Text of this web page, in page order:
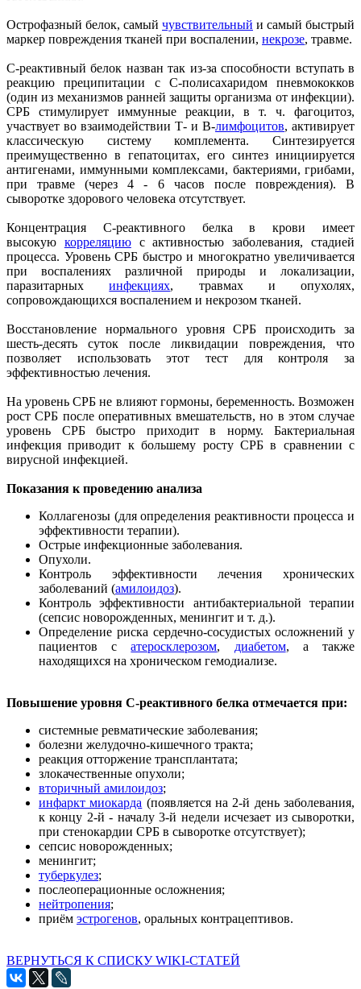
Острофазный белок, самый чувствительный и самый быстрый
маркер повреждения тканей при воспалении, некрозе, травме.
С-реактивный белок назван так из-за способности вступать в
реакцию преципитации с С-полисахаридом пневмококков
(один из механизмов ранней защиты организма от инфекции).
СРБ стимулирует иммунные реакции, в т. ч. фагоцитоз,
участвует во взаимодействии Т- и В-лимфоцитов, активирует
классическую систему комплемента. Синтезируется
преимущественно в гепатоцитах, его синтез инициируется
антигенами, иммунными комплексами, бактериями, грибами,
при травме (через 4 - 6 часов после повреждения). В
сыворотке здорового человека отсутствует.
Концентрация С-реактивного белка в крови имеет
высокую корреляциюс активностью заболевания, стадией
процесса. Уровень СРБ быстро и многократно увеличивается
при воспалениях различной природы и локализации,
паразитарныхинфекциях, травмах и опухолях,
сопровождающихся воспалением и некрозом тканей.
Восстановление нормального уровня СРБ происходить за
шесть-десять суток после ликвидации повреждения, что
позволяет использовать этот тест для контроля за
эффективностью лечения.
На уровень СРБ не влияют гормоны, беременность. Возможен
рост СРБ после оперативных вмешательств, но в этом случае
уровень СРБ быстро приходит в норму. Бактериальная
инфекция приводит к большему росту СРБ в сравнении с
вирусной инфекцией.
Показания к проведению анализа
Коллагенозы (для определения реактивности процесса и
эффективности терапии).
Острые инфекционные заболевания.
Опухоли.
Контроль эффективности лечения хронических
заболеваний (амилоидоз).
Контроль эффективности антибактериальной терапии
(сепсис новорожденных, менингит и т. д.).
Определение риска сердечно-сосудистых осложнений у
пациентов сатеросклерозом, диабетом, а также
находящихся на хроническом гемодиализе.
Повышение уровня C-реактивного белка отмечается при:
системные ревматические заболевания;
болезни желудочно-кишечного тракта;
реакция отторжение трансплантата;
злокачественные опухоли;
вторичный амилоидоз;
инфаркт миокарда (появляется на 2-й день заболевания,
к концу 2-й - началу 3-й недели исчезает из сыворотки,
при стенокардии СРБ в сыворотке отсутствует);
сепсис новорожденных;
менингит;
туберкулез;
послеоперационные осложнения;
нейтропения;
приём эстрогенов, оральных контрацептивов.
ВЕРНУТЬСЯ К СПИСКУ WIKI-СТАТЕЙ